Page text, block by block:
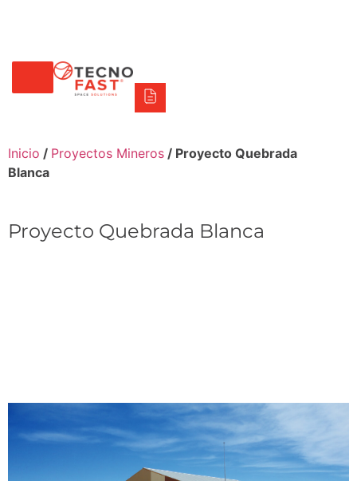
Inicio / Proyectos Mineros / Proyecto Quebrada
Blanca
Proyecto Quebrada Blanca